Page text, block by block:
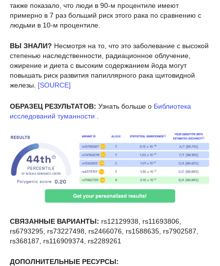
также показало, что люди в 90-м процентиле имеют
примерно в 7 раз больший риск этого рака по сравнению с
людьми в 10-м процентиле.
ВЫ ЗНАЛИ? Несмотря на то, что это заболевание с высокой
степенью наследственности, радиационное облучение,
ожирение и диета с высоким содержанием йода могут
повышать риск развития папиллярного рака щитовидной
железы. [SOURCE]
ОБРАЗЕЦ РЕЗУЛЬТАТОВ: Узнать больше о Библиотека
исследований туманности
СВЯЗАННЫЕ ВАРИАНТЫ: rs12129938, rs11693806,
rs6793295, rs73227498, rs2466076, rs1588635, rs7902587,
rs368187, rs116909374, rs2289261
ДОПОЛНИТЕЛЬНЫЕ РЕСУРСЫ: